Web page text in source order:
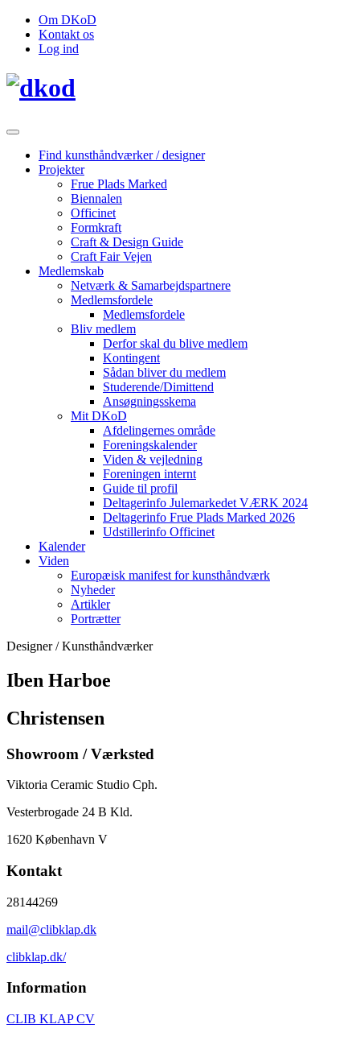
Om DKoD
Kontakt os
Log ind
Find kunsthåndværker / designer
Projekter
Frue Plads Marked
Biennalen
Officinet
Formkraft
Craft & Design Guide
Craft Fair Vejen
Medlemskab
Netværk & Samarbejdspartnere
Medlemsfordele
Medlemsfordele
Bliv medlem
Derfor skal du blive medlem
Kontingent
Sådan bliver du medlem
Studerende/Dimittend
Ansøgningsskema
Mit DKoD
Afdelingernes område
Foreningskalender
Viden & vejledning
Foreningen internt
Guide til profil
Deltagerinfo Julemarkedet VÆRK 2024
Deltagerinfo Frue Plads Marked 2026
Udstillerinfo Officinet
Kalender
Viden
Europæisk manifest for kunsthåndværk
Nyheder
Artikler
Portrætter
Designer / Kunsthåndværker
Iben Harboe
Christensen
Showroom / Værksted
Viktoria Ceramic Studio Cph.
Vesterbrogade 24 B Kld.
1620 København V
Kontakt
28144269
mail@clibklap.dk
clibklap.dk/
Information
CLIB KLAP CV